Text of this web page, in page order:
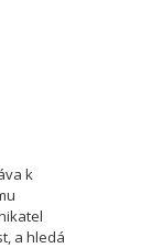
k
a hledá